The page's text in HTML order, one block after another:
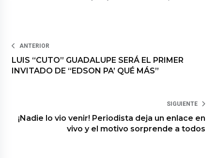
ANTERIOR
LUIS “CUTO” GUADALUPE SERÁ EL PRIMER
INVITADO DE “EDSON PA’ QUÉ MÁS”
SIGUIENTE
¡Nadie lo vio venir! Periodista deja un enlace en
vivo y el motivo sorprende a todos